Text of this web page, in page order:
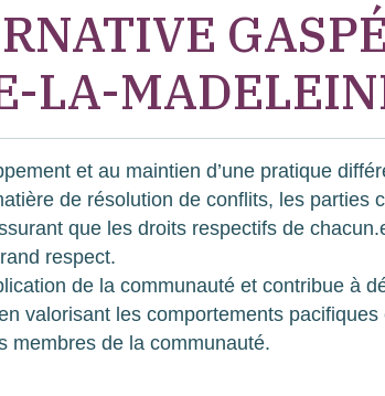
LA-
et au maintien d’une pratique
de résolution de conflits, les parties
que les droits respectifs de
respect.
de la communauté et contribue à
valorisant les comportements
membres de la communauté.